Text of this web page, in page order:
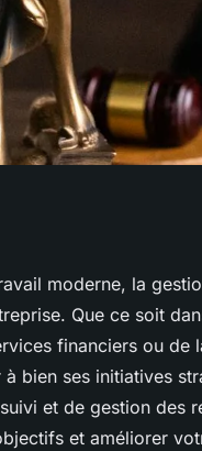
de
moderne, la
Que ce soit
financiers ou
bien ses initiatives
et de gestion des
et améliorer